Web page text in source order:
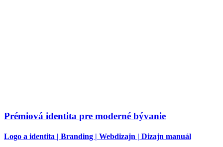
Prémiová identita pre moderné bývanie
Logo a identita | Branding | Webdizajn | Dizajn manuál